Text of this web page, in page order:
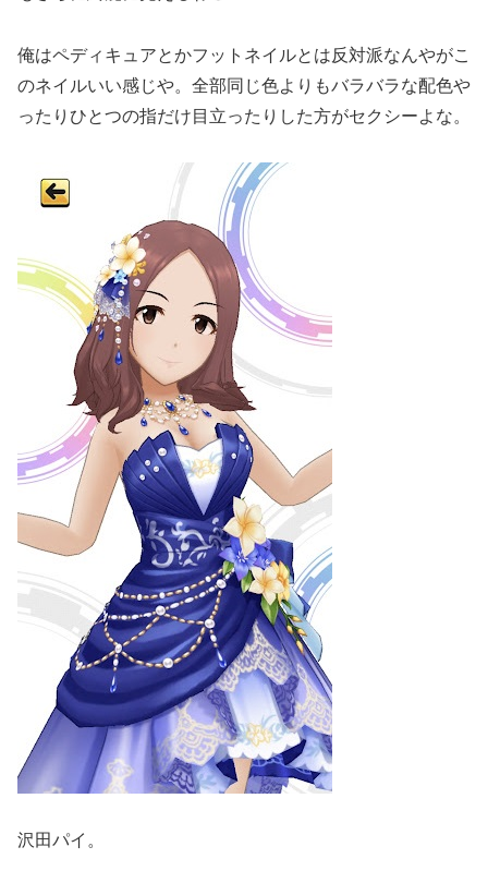
俺はペディキュアとかフットネイルとは反対派なんやがこ
のネイルいい感じや。全部同じ色よりもバラバラな配色や
ったりひとつの指だけ目立ったりした方がセクシーよな。
沢田パイ。